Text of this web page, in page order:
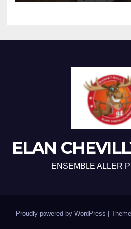
ELAN
ENSEMBLE ALLER
Proudly powered by WordPress